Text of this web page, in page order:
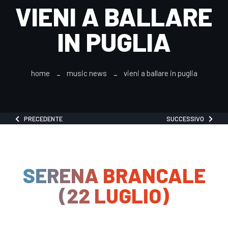
VIENI A BALLARE
IN PUGLIA
home music news vieni a ballare in puglia
PRECEDENTE SUCCESSIVO
SERENA BRANCALE
(22 LUGLIO)